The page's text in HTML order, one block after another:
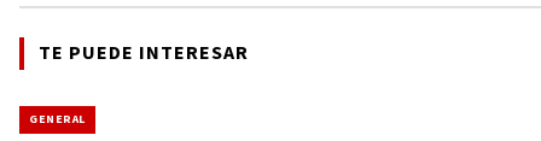
TE PUEDE INTERESAR
GENERAL